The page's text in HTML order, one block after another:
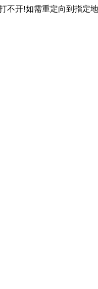
不开!如需重定向到指定